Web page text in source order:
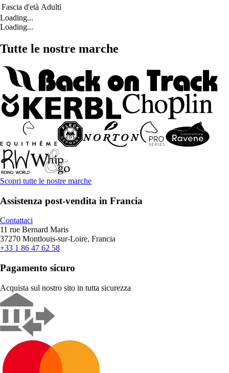
Fascia d'età Adulti
Loading...
Loading...
Tutte le nostre marche
Scopri tutte le nostre marche
Assistenza post-vendita in Francia
Contattaci
11 rue Bernard Maris
37270 Montlouis-sur-Loire, Francia
+33 1 86 47 62 58
Pagamento sicuro
Acquista sul nostro sito in tutta sicurezza